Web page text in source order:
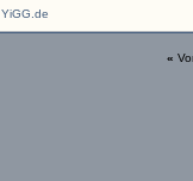
YiGG.de
«